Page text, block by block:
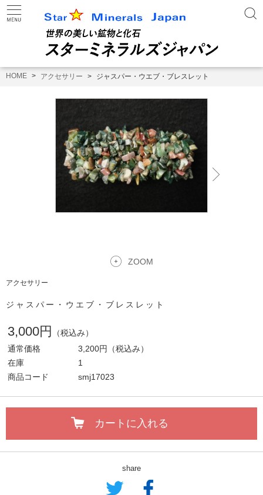
HOME アクセサリー ジャスパー・ウエブ・ブレスレット
ZOOM
アクセサリー
ジャスパー・ウエブ・ブレスレット
3,000円
（税込み）
通常価格
3,200円
（税込み）
在庫
1
商品コード
smj17023
カートに入れる
share